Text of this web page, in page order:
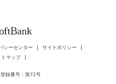
シーセンター
サイトポリシー
トマップ
録番号：第72号